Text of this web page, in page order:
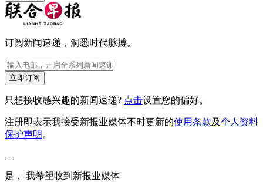
订阅新闻速递，洞悉时代脉搏。
立即订阅
只想接收感兴趣的新闻速递? 点击设置您的偏好。
注册即表示我接受新报业媒体不时更新的使用条款及个人资料
保护声明。
是， 我希望收到新报业媒体